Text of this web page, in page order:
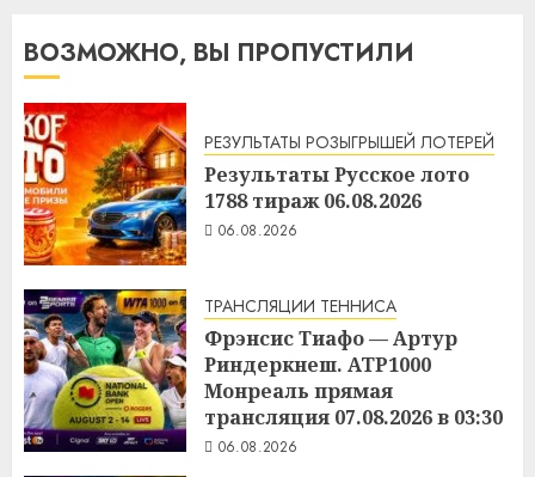
ВОЗМОЖНО, ВЫ ПРОПУСТИЛИ
РЕЗУЛЬТАТЫ РОЗЫГРЫШЕЙ ЛОТЕРЕЙ
Результаты Русское лото
1788 тираж 06.08.2026
06.08.2026
ТРАНСЛЯЦИИ ТЕННИСА
Фрэнсис Тиафо — Артур
Риндеркнеш. ATP1000
Монреаль прямая
трансляция 07.08.2026 в 03:30
06.08.2026